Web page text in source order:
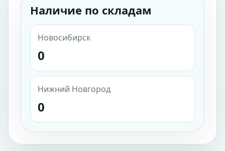
Наличие по складам
Новосибирск
0
Нижний Новгород
0